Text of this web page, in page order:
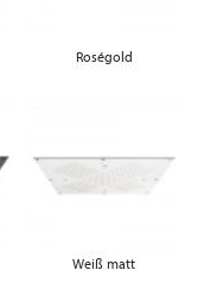
Roségold
Weiß matt